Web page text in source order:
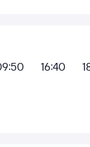
16:40